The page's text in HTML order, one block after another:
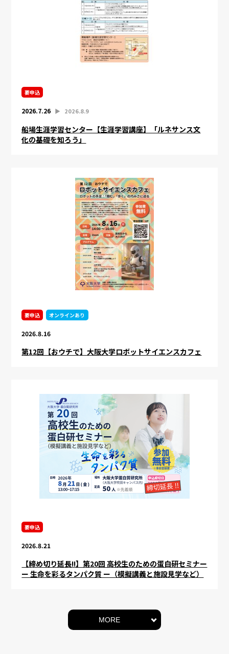
要申込
2026.7.26 ▶︎ 2026.8.9
船場生涯学習センター【生涯学習講座】「ルネサンス文
化の基礎を知ろう」
要申込 オンラインあり
2026.8.16
第12回【おウチで】大阪大学ロボットサイエンスカフェ
要申込
2026.8.21
【締め切り延長!!】第20回 高校生のための蛋白研セミナー
ー 生命を彩るタンパク質 ー（模擬講義と施設見学など）
MORE